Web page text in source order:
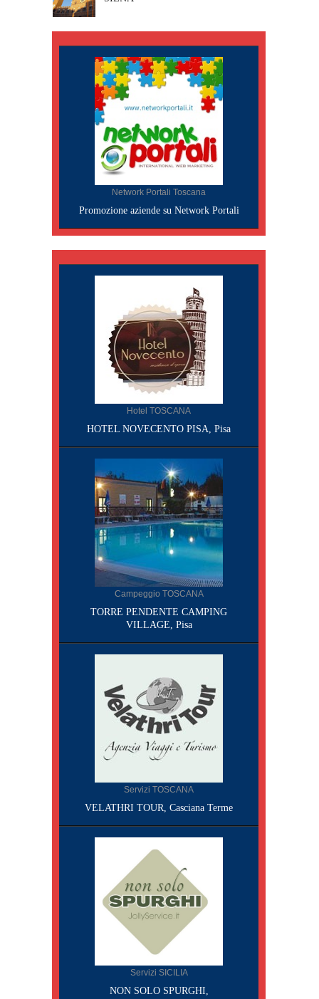
Network Portali Toscana
Promozione aziende su Network Portali
Hotel TOSCANA
HOTEL NOVECENTO PISA, Pisa
Campeggio TOSCANA
TORRE PENDENTE CAMPING
VILLAGE, Pisa
Servizi TOSCANA
VELATHRI TOUR, Casciana Terme
Servizi SICILIA
NON SOLO SPURGHI,